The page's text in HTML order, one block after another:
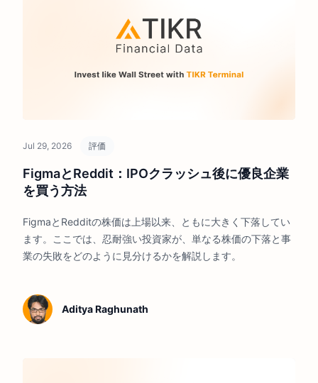
Jul 29, 2026 評価
FigmaとReddit：IPOクラッシュ後に優良企業
を買う方法
FigmaとRedditの株価は上場以来、ともに大きく下落してい
ます。ここでは、忍耐強い投資家が、単なる株価の下落と事
業の失敗をどのように見分けるかを解説します。
Aditya Raghunath